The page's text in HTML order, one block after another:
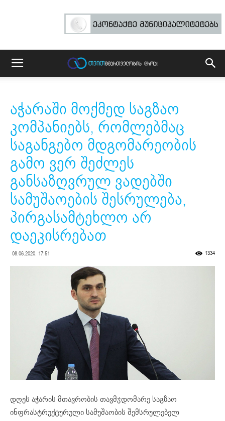
აჭარაში მოქმედ საგზაო
კომპანიებს, რომლებმაც
საგანგებო მდგომარეობის
გამო ვერ შეძლეს
განსაზღვრულ ვადებში
სამუშაოების შესრულება,
პირგასამტეხლო არ
დაეკისრებათ
08.06.2020. 17:51 1334
დღეს აჭარის მთავრობის თავმჯდომარე საგზაო
ინფრასტრუქტურული სამუშაობის შემსრულებელ